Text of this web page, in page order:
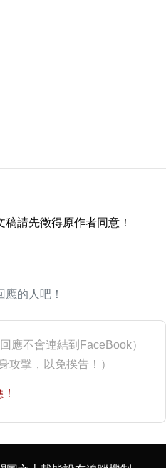
稿請先徵得原作者同意！
的人吧！
回應不會連結到FaceBook）
攻擊，以免挨告！）